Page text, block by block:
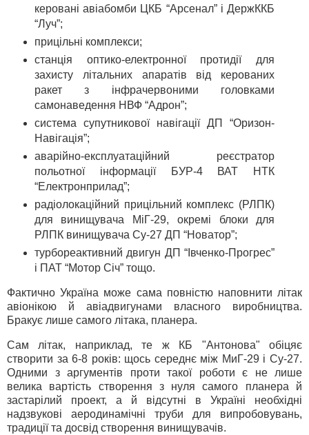
керовані авіабомби ЦКБ “Арсенал” і ДержККБ
“Луч”;
прицільні комплекси;
станція оптико-електронної протидії для
захисту літальних апаратів від керованих
ракет з інфрачервоними головками
самонаведення НВФ “Адрон”;
система супутникової навігації ДП “Оризон-
Навігація”;
аварійно-експлуатаційний реєстратор
польотної інформації БУР-4 ВАТ НТК
“Електронприлад”;
радіолокаційний прицільний комплекс (РЛПК)
для винищувача МіГ-29, окремі блоки для
РЛПК винищувача Су-27 ДП “Новатор”;
турбореактивний двигун ДП “Івченко-Прогрес”
і ПАТ “Мотор Січ” тощо.
Фактично Україна може сама повністю наповнити літак
авіонікою й авіадвигунами власного виробництва.
Бракує лише самого літака, планера.
Сам літак, наприклад, те ж КБ "Антонова" обіцяє
створити за 6-8 років: щось середнє між МиГ-29 і Су-27.
Одними з аргументів проти такої роботи є не лише
велика вартість створення з нуля самого планера й
застарілий проект, а й відсутні в Україні необхідні
надзвукові аеродинамічні труби для випробовувань,
традиції та досвід створення винищувачів.